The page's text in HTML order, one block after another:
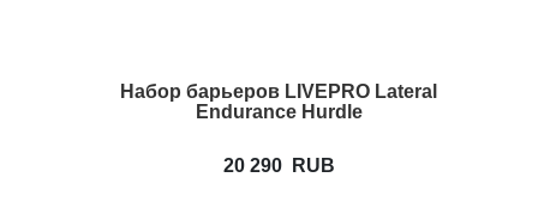
Набор барьеров LIVEPRO Lateral
Endurance Hurdle
20 290 RUB